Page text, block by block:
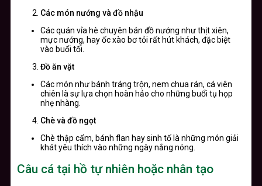
Các món nướng và đồ nhậu
Các quán vỉa hè chuyên bán đồ nướng như thịt xiên,
mực nướng, hay ốc xào bơ tỏi rất hút khách, đặc biệt
vào buổi tối.
Đồ ăn vặt
Các món như bánh tráng trộn, nem chua rán, cá viên
chiên là sự lựa chọn hoàn hảo cho những buổi tụ họp
nhẹ nhàng.
Chè và đồ ngọt
Chè thập cẩm, bánh flan hay sinh tố là những món giải
khát yêu thích vào những ngày nắng nóng.
Câu cá tại hồ tự nhiên hoặc nhân tạo